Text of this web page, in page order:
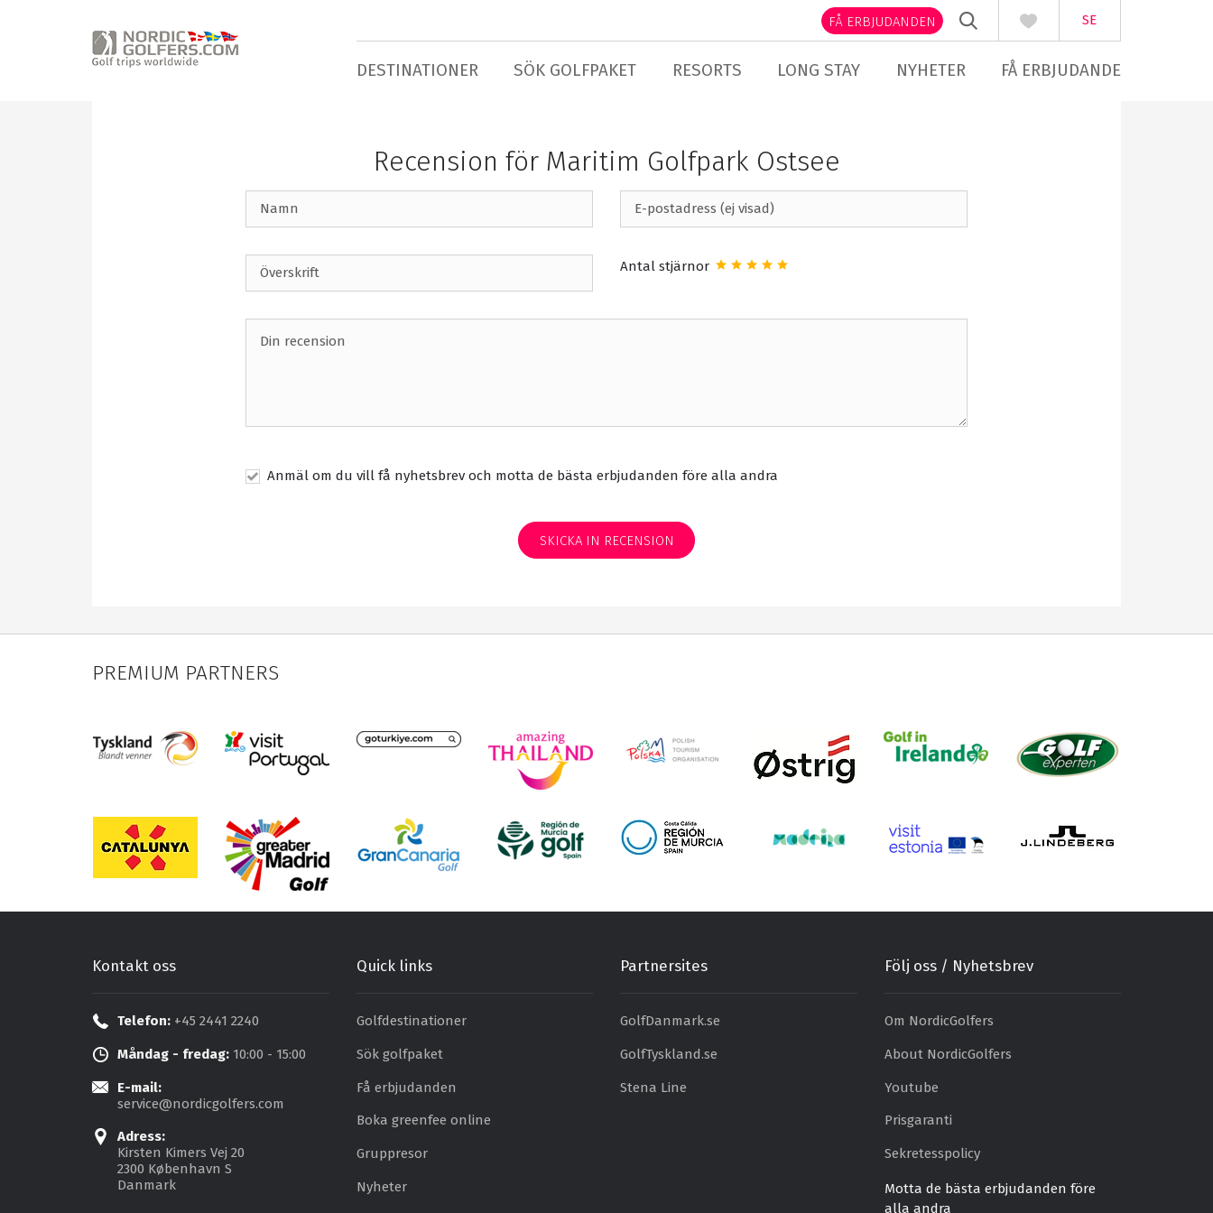
SE
FÅ ERBJUDANDEN
DESTINATIONER SÖK GOLFPAKET RESORTS LONG STAY NYHETER FÅ ERBJUDANDE
Recension för Maritim Golfpark Ostsee
Antal stjärnor
Anmäl om du vill få nyhetsbrev och motta de bästa erbjudanden före alla andra
SKICKA IN RECENSION
PREMIUM PARTNERS
Kontakt oss
Telefon: +45 2441 2240
Måndag - fredag: 10:00 - 15:00
E-mail:
service@nordicgolfers.com
Adress:
Kirsten Kimers Vej 20
2300 København S
Danmark
Quick links
Golfdestinationer
Sök golfpaket
Få erbjudanden
Boka greenfee online
Gruppresor
Nyheter
Partnersites
GolfDanmark.se
GolfTyskland.se
Stena Line
Följ oss / Nyhetsbrev
Om NordicGolfers
About NordicGolfers
Youtube
Prisgaranti
Sekretesspolicy
Motta de bästa erbjudanden före
alla andra